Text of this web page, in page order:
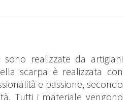
sono realizzate da artigiani
scarpa è realizzata con
e passione, secondo
Tutti i materiale vengono